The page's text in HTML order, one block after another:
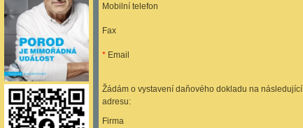
Mobilní telefon
Fax
* Email
Žádám o vystavení daňového dokladu na následující
adresu:
Firma